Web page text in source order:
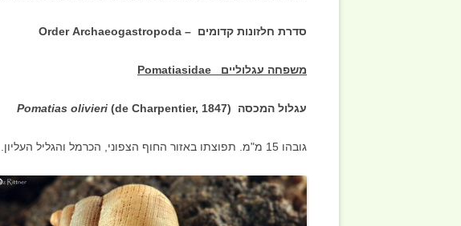
סדרת חלזונות קדומים – Order Archaeogastropoda
משפחה עגלוליים Pomatiasidae
עגלול המכסה ( Pomatias olivieri (de Charpentier, 1847
גובהו 15 מ"מ. תפוצתו באזור החוף הצפוני, הכרמל והגליל העליון.